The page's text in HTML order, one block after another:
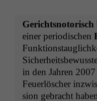
Gericht­sno­torisch
ein­er peri­odis­chen
in den Jahren
Feuer­lösch­er
sion gebracht